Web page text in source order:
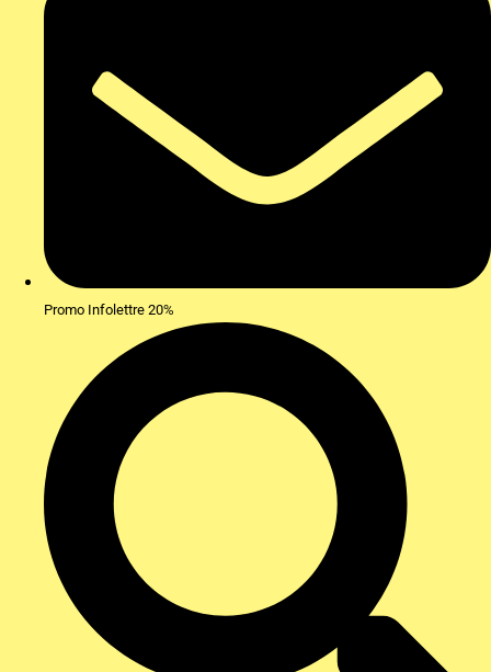
Promo Infolettre 20%